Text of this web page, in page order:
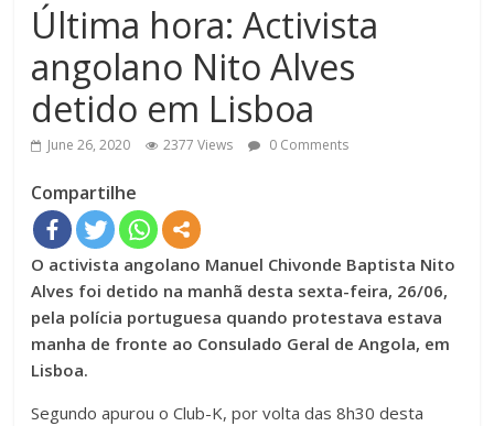
Última hora: Activista
angolano Nito Alves
detido em Lisboa
June 26, 2020 2377 Views 0 Comments
Compartilhe
O activista angolano Manuel Chivonde Baptista Nito
Alves foi detido na manhã desta sexta-feira, 26/06,
pela polícia portuguesa quando protestava estava
manha de fronte ao Consulado Geral de Angola, em
Lisboa.
Segundo apurou o Club-K, por volta das 8h30 desta